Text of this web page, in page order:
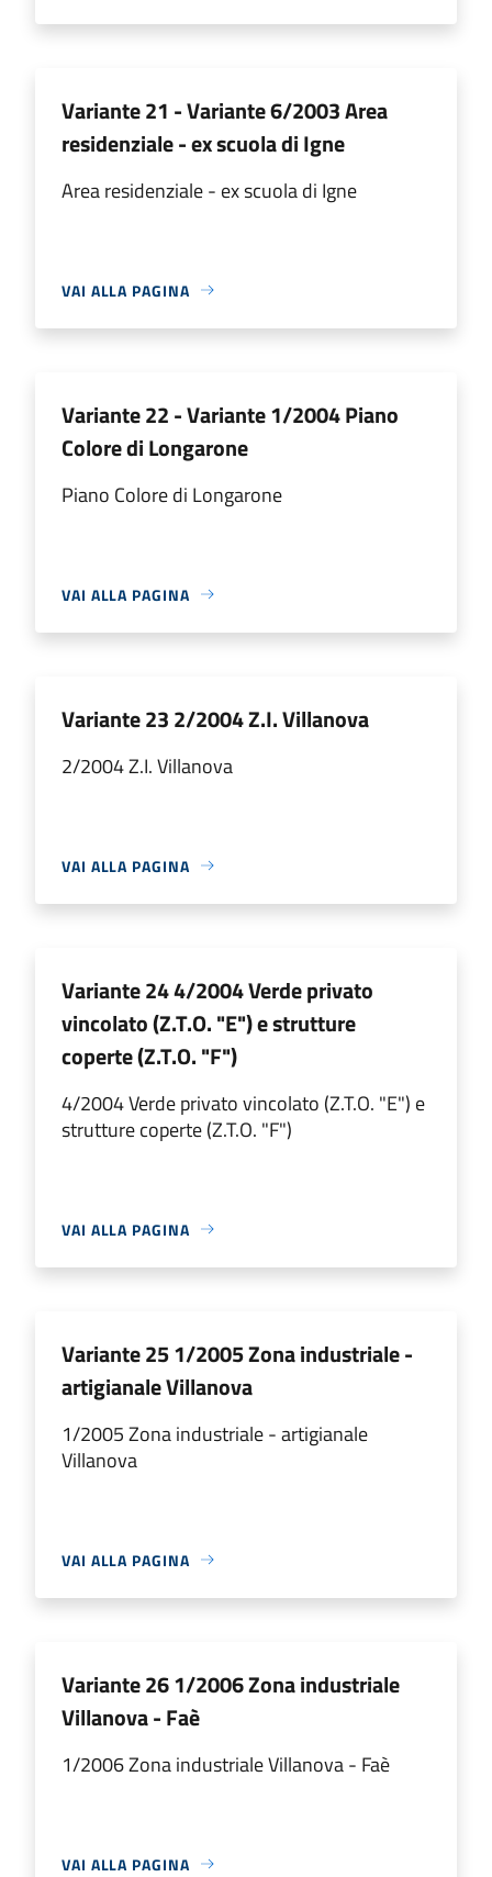
Variante 21 - Variante 6/2003 Area
residenziale - ex scuola di Igne
Area residenziale - ex scuola di Igne
VAI ALLA PAGINA
Variante 22 - Variante 1/2004 Piano
Colore di Longarone
Piano Colore di Longarone
VAI ALLA PAGINA
Variante 23 2/2004 Z.I. Villanova
2/2004 Z.I. Villanova
VAI ALLA PAGINA
Variante 24 4/2004 Verde privato
vincolato (Z.T.O. "E") e strutture
coperte (Z.T.O. "F")
4/2004 Verde privato vincolato (Z.T.O. "E") e
strutture coperte (Z.T.O. "F")
VAI ALLA PAGINA
Variante 25 1/2005 Zona industriale -
artigianale Villanova
1/2005 Zona industriale - artigianale
Villanova
VAI ALLA PAGINA
Variante 26 1/2006 Zona industriale
Villanova - Faè
1/2006 Zona industriale Villanova - Faè
VAI ALLA PAGINA